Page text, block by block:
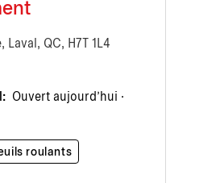
Laval, QC, H7T 1L4
Ouvert aujourd’hui ·
roulants